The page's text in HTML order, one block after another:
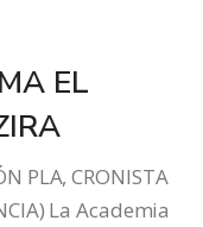
EL
PLA, CRONISTA
La Academia